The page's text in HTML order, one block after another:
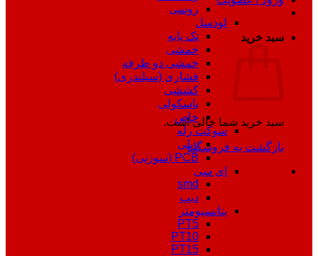
سبد خرید
سبد خرید شما خالی است.
بازگشت به فروشگاه
روسی
لودسل
تک پایه
خمشی
خمشی دو طرفه
فشاری (سیلندری)
کششی
باسکولی
خاص
سوکت رله
ریلی
PCB (سوزنی)
ای سی
smd
دیپ
پتانسیومتر
PT5
PT10
PT15